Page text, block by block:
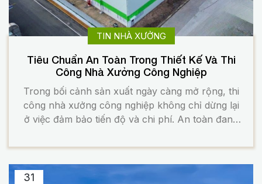
TIN NHÀ XƯỞNG
Tiêu Chuẩn An Toàn Trong Thiết Kế Và Thi
Công Nhà Xưởng Công Nghiệp
Trong bối cảnh sản xuất ngày càng mở rộng, thi
công nhà xưởng công nghiệp không chỉ dừng lại
ở việc đảm bảo tiến độ và chi phí. An toàn đang
đến con người, tài sản và khả năng vận hành
bền vững của doanh […]
31